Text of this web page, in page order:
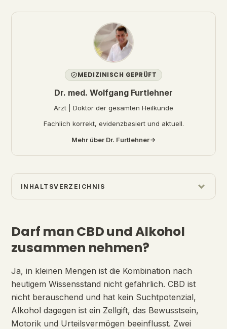
MEDIZINISCH GEPRÜFT
Dr. med. Wolfgang Furtlehner
Arzt | Doktor der gesamten Heilkunde
Fachlich korrekt, evidenzbasiert und aktuell.
Mehr über Dr. Furtlehner
INHALTSVERZEICHNIS
Darf man CBD und Alkohol
zusammen nehmen?
Ja, in kleinen Mengen ist die Kombination nach
heutigem Wissensstand nicht gefährlich. CBD ist
nicht berauschend und hat kein Suchtpotenzial,
Alkohol dagegen ist ein Zellgift, das Bewusstsein,
Motorik und Urteilsvermögen beeinflusst. Zwei